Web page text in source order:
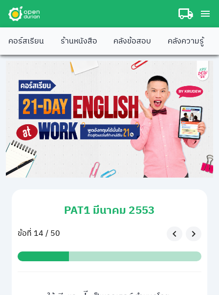
คอร์สเรียน ร้านหนังสือ คลังข้อสอบ คลังความรู้
PAT1 มีนาคม 2553
ข้อที่ 14 / 50